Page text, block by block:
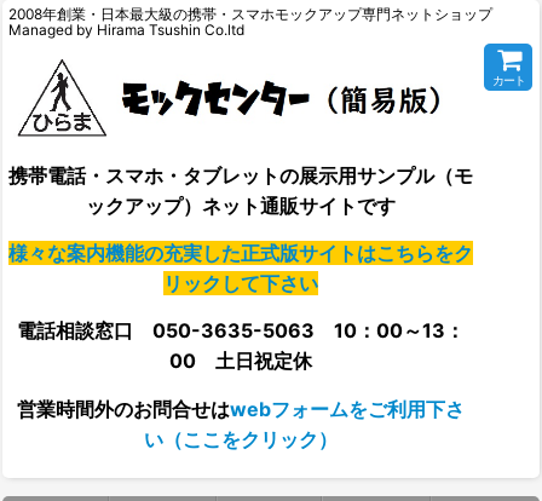
2008年創業・日本最大級の携帯・スマホモックアップ専門ネットショップ
Managed by Hirama Tsushin Co.ltd
携帯電話・スマホ・タブレットの展示用サンプル（モ
ックアップ）ネット通販サイトです
様々な案内機能の充実した正式版サイトはこちらをク
リックして下さい
電話相談窓口 050-3635-5063 10：00～13：
00 土日祝定休
営業時間外のお問合せはwebフォームをご利用下さ
い（ここをクリック）
カート